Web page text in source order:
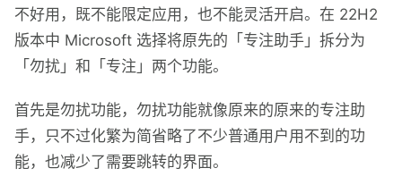
不好用，既不能限定应用，也不能灵活开启。在 22H2
版本中 Microsoft 选择将原先的「专注助手」拆分为
「勿扰」和「专注」两个功能。
首先是勿扰功能，勿扰功能就像原来的原来的专注助
手，只不过化繁为简省略了不少普通用户用不到的功
能，也减少了需要跳转的界面。